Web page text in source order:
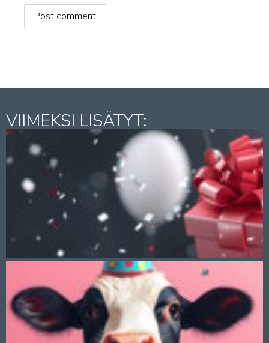
Post comment
VIIMEKSI LISÄTYT: